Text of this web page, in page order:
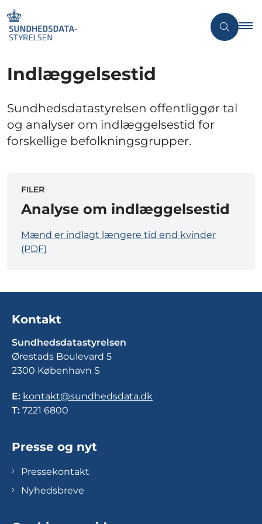
Indlæggelsestid
Sundhedsdatastyrelsen offentliggør tal
og analyser om indlæggelsestid for
forskellige befolkningsgrupper.
FILER
Analyse om indlæggelsestid
Mænd er indlagt længere tid end kvinder
(PDF)
Kontakt
Sundhedsdatastyrelsen
Ørestads Boulevard 5
2300 København S
E: kontakt@sundhedsdata.dk
T: 7221 6800
Presse og nyt
Pressekontakt
Nyhedsbreve